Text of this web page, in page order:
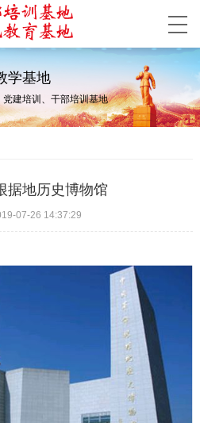
学基地
党建培训、干部培训基地
据地历史博物馆
07-26 14:37:29